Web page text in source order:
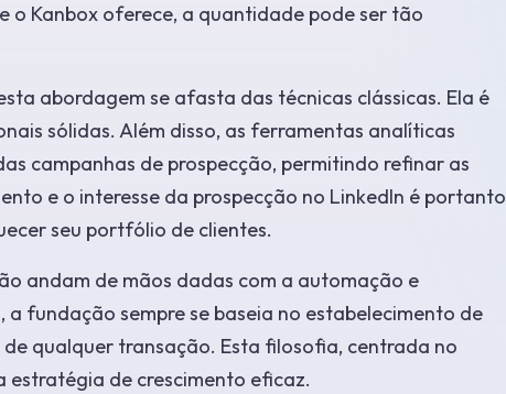
o Kanbox oferece, a quantidade pode ser tão
abordagem se afasta das técnicas clássicas. Ela é
sólidas. Além disso, as ferramentas analíticas
campanhas de prospecção, permitindo refinar as
e o interesse da prospecção no LinkedIn é portanto
seu portfólio de clientes.
andam de mãos dadas com a automação e
fundação sempre se baseia no estabelecimento de
qualquer transação. Esta filosofia, centrada no
estratégia de crescimento eficaz.